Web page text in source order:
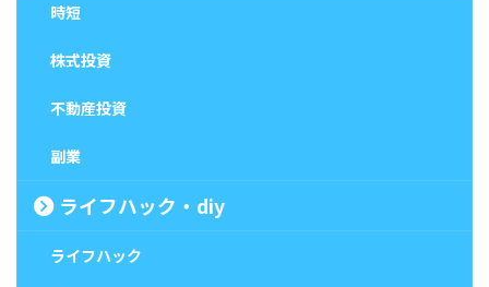
時短
株式投資
不動産投資
副業
ライフハック・diy
ライフハック